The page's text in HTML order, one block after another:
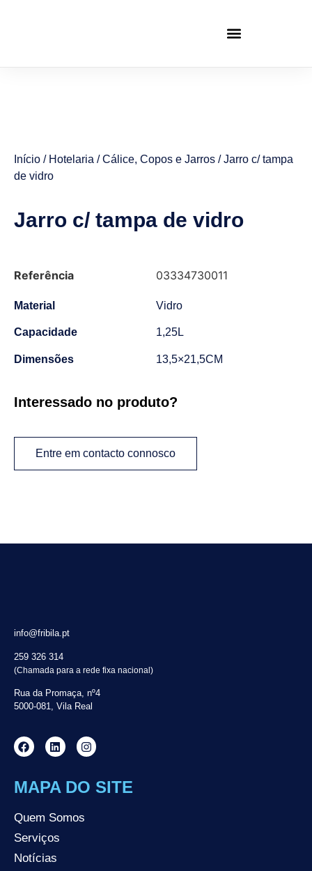
Início / Hotelaria /Cálice, Copos e Jarros / Jarro c/ tampa
de vidro
Jarro c/ tampa de vidro
Referência 03334730011
Material Vidro
Capacidade 1,25L
Dimensões 13,5×21,5CM
Interessado no produto?
Entre em contacto connosco
info@fribila.pt
259 326 314
(Chamada para a rede fixa nacional)
Rua da Promaça, nº4
5000-081, Vila Real
MAPA DO SITE
Quem Somos
Serviços
Notícias